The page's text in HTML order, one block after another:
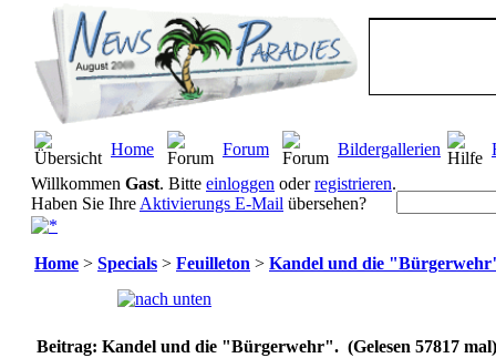
Home Forum Bildergallerien
Willkommen Gast. Bitte einloggen oderregistrieren.
Haben Sie Ihre Aktivierungs E-Mail übersehen?
Home > Specials > Feuilleton > Kandel und die
Beitrag: Kandel und die "Bürgerwehr". (Gelesen 57817 mal)